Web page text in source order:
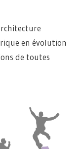
en évolution
de toutes